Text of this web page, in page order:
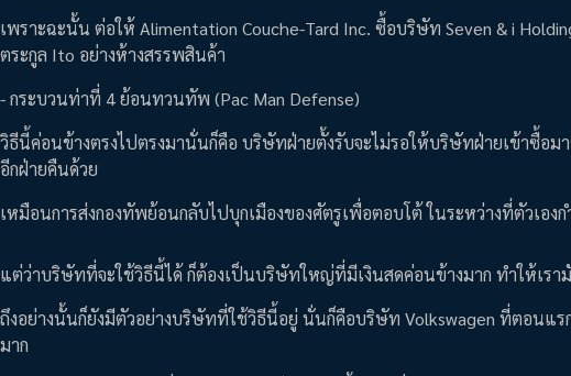
เพราะฉะนั้น ต่อให้ Alimentation Couche-Tard Inc. ซื้อบริษัท Seven & i
ตระกูล Ito อย่างห้างสรรพสินค้า
- กระบวนท่าที่ 4 ย้อนทวนทัพ (Pac Man Defense)
วิธีนี้ค่อนข้างตรงไปตรงมานั่นก็คือ บริษัทฝ่ายตั้งรับจะไม่รอให้บริษัทฝ่ายเข้าซื้อม
อีกฝ่ายคืนด้วย
เหมือนการส่งกองทัพย้อนกลับไปบุกเมืองของศัตรูเพื่อตอบโต้ ในระหว่างที่ตัวเองก
แต่ว่าบริษัทที่จะใช้วิธีนี้ได้ ก็ต้องเป็นบริษัทใหญ่ที่มีเงินสดค่อนข้างมาก ทำให้เร
ถึงอย่างนั้นก็ยังมีตัวอย่างบริษัทที่ใช้วิธีนี้อยู่ นั่นก็คือบริษัท Volkswagen ที่ตอนแ
มาก